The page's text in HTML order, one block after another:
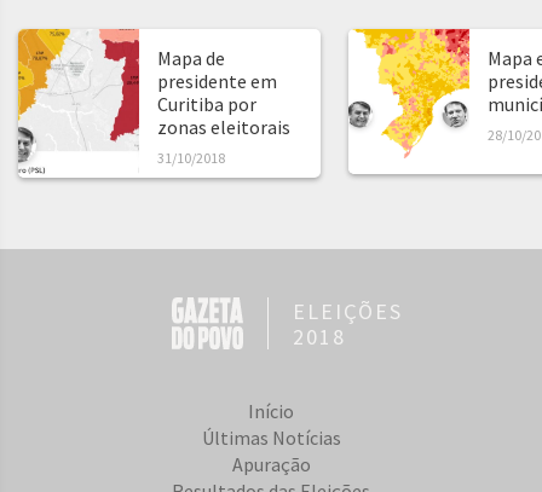
Mapa de
presidente em
Curitiba por
zonas eleitorais
31/10/2018
Mapa
28/10/
ELEIÇÕES
2018
Início
Últimas Notícias
Apuração